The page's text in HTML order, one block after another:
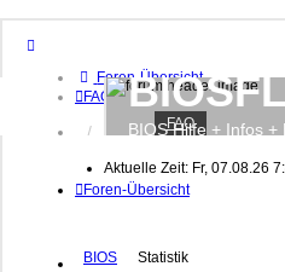
Foren-Übersicht
FAQ
Anmelden
BIOS Hilfe + Infos
FAQ
Aktuelle Zeit: Fr, 07.08.26
Foren-Übersicht
BIOS Statistik